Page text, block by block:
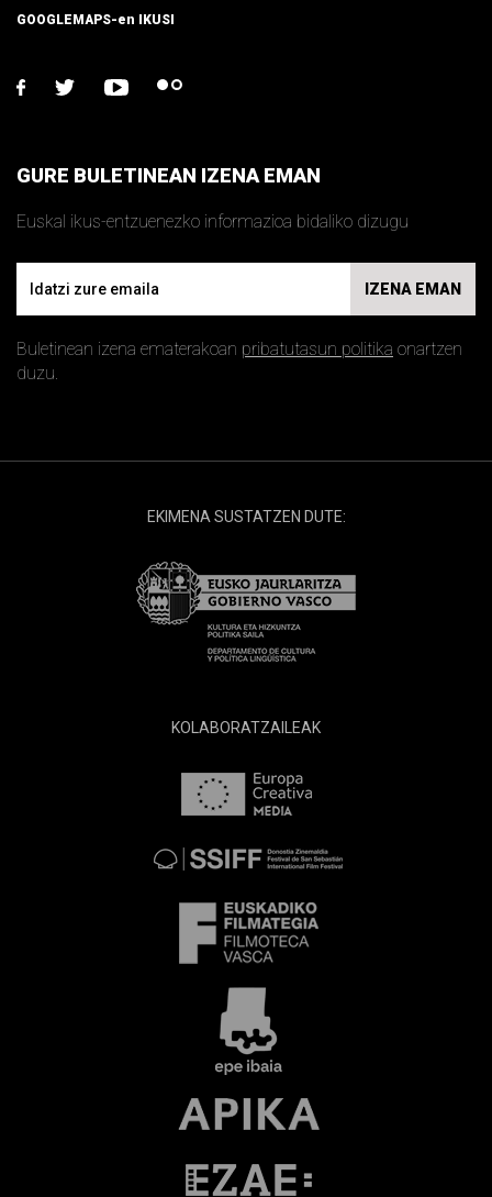
GOOGLEMAPS-en IKUSI
facebook
twitter youtubeflickr
GURE BULETINEAN IZENA EMAN
Euskal ikus-entzuenezko informazioa bidaliko dizugu
IZENA EMAN
Buletinean izena ematerakoan pribatutasun politika onartzen
duzu.
EKIMENA SUSTATZEN DUTE:
KOLABORATZAILEAK